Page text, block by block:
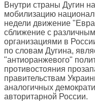
Внутри страны Дугин
мобилизацию
недели движение
сближение с
организациями в
по словам Дугина,
"антиоранжевого"
противостояния
правительствам
аналогичных
авторитарной России.